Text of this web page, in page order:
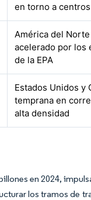
en torno a
América del
acelerado por los
de la EPA
Estados Unidos y
temprana en
alta densidad
en 2024,
los tramos de